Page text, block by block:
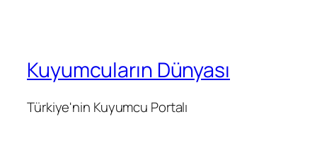
Kuyumcuların Dünyası
Türkiye'nin Kuyumcu Portalı